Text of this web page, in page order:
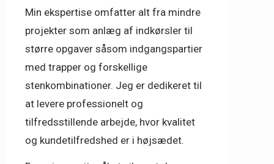
Min ekspertise omfatter alt fra mindre
projekter som anlæg af indkørsler til
større opgaver såsom indgangspartier
med trapper og forskellige
stenkombinationer. Jeg er dedikeret til
at levere professionelt og
tilfredsstillende arbejde, hvor kvalitet
og kundetilfredshed er i højsædet.